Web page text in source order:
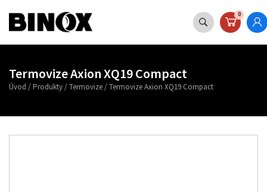
0
Termovize Axion XQ19 Compact
Úvod / Produkty/Termovize/Termovize Axion XQ19 Compact